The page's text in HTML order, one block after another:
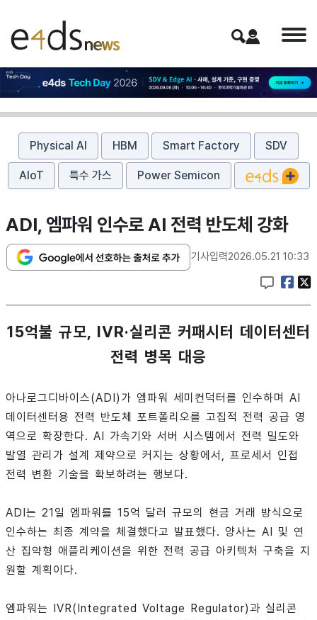
Physical AI HBM Smart Factory SDV
AIoT 특수 가스 Power Semicon
ADI, 엠파워 인수로 AI 전력 반도체 강화
기사입력2026.05.21 10:33
15억불 규모, IVR·실리콘 커패시터 데이터센터
전력 병목 대응
아나로그디바이스(ADI)가 엠파워 세미컨덕터를 인수하며 AI
데이터센터용 전력 반도체 포트폴리오를 고집적 전력 공급 영
역으로 확장한다. AI 가속기와 서버 시스템에서 전력 밀도와
발열 관리가 설계 제약으로 커지는 상황에서, 프로세서 인접
전력 변환 기술을 확보하려는 행보다.
ADI는 21일 엠파워를 15억 달러 규모의 현금 거래 방식으로
인수하는 최종 계약을 체결했다고 발표했다. 양사는 AI 및 연
산 집약형 애플리케이션을 위한 전력 공급 아키텍처 구축을 지
원할 계획이다.
엠파워는 IVR(Integrated Voltage Regulator)과 실리콘